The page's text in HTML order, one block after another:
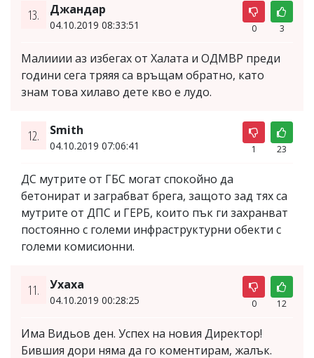
13. Джандар
04.10.2019 08:33:51 0 3
Малииии аз избегах от Халата и ОДМВР преди
години сега тряяя са връщам обратно, като
знам това хилаво дете кво е лудо.
12. Smith
04.10.2019 07:06:41 1 23
ДС мутрите от ГБС могат спокойно да
бетонират и заграбват брега, защото зад тях са
мутрите от ДПС и ГЕРБ, които пък ги захранват
постоянно с големи инфраструктурни обекти с
големи комисионни.
11. Ухаха
04.10.2019 00:28:25 0 12
Има Видьов ден. Успех на новия Директор!
Бившия дори няма да го коментирам, жалък.